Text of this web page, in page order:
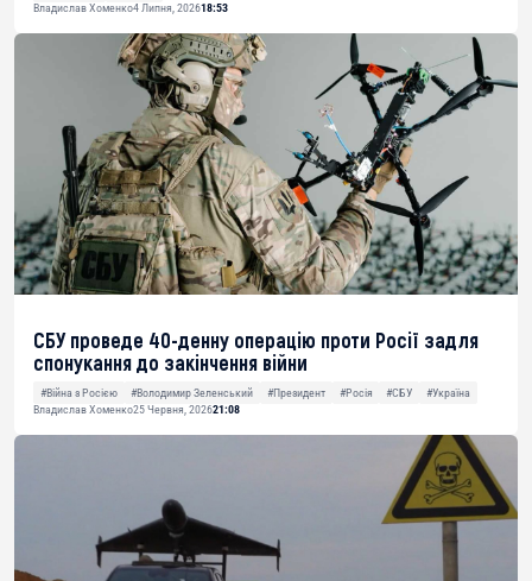
Владислав Хоменко4 Липня, 202618:53
СБУ проведе 40-денну операцію проти Росії задля
спонукання до закінчення війни
#Війна з Росією #Володимир Зеленський #Президент #Росія #СБУ
#Україна
Владислав Хоменко25 Червня, 202621:08